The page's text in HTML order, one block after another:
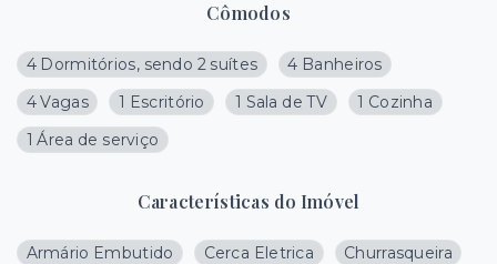
Cômodos
4 Dormitórios, sendo 2 suítes
4 Banheiros
4 Vagas
1 Escritório 1 Sala de TV
1 Cozinha
1 Área de serviço
Características do Imóvel
Armário Embutido Cerca Eletrica
Churrasqueira